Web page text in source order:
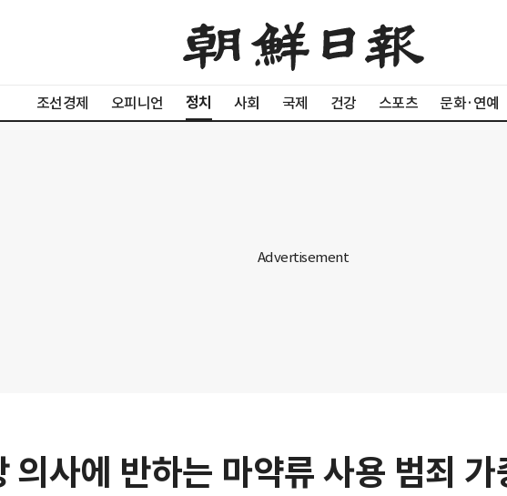
조선경제 오피니언 정치 사회 국제 건강 스포츠 문화·연예
의사에 반하는 마약류 사용 범죄